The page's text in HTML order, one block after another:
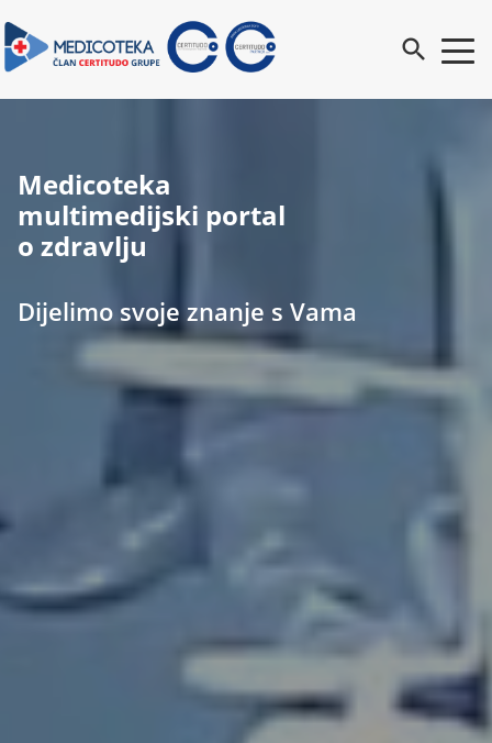
search
Medicoteka
multimedijski portal
o zdravlju
Dijelimo svoje znanje s Vama